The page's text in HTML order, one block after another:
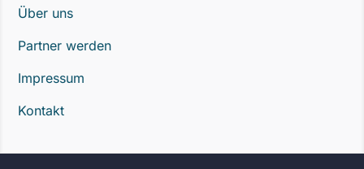
Über uns
Partner werden
Impressum
Kontakt